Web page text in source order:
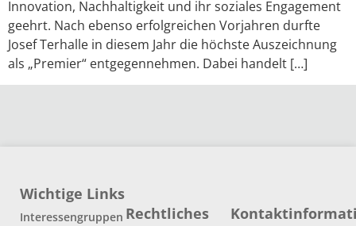
Innovation, Nachhaltigkeit und ihr soziales Engagement
geehrt. Nach ebenso erfolgreichen Vorjahren durfte
Josef Terhalle in diesem Jahr die höchste Auszeichnung
als „Premier“ entgegennehmen. Dabei handelt […]
Wichtige Links
Interessengruppen Rechtliches